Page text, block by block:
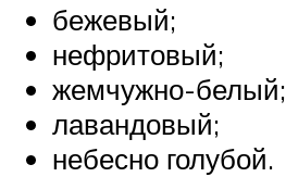
бежевый;
нефритовый;
жемчужно-белый;
лавандовый;
небесно голубой.